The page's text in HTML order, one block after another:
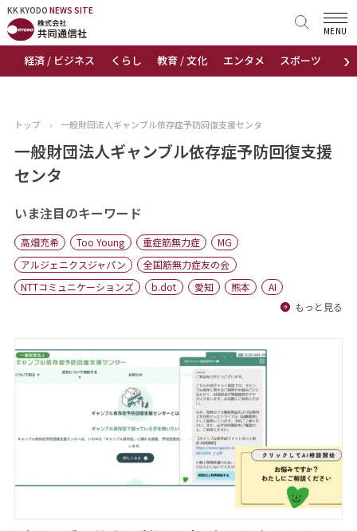
KK KYODO NEWS SITE
›
経済 / ビジネス くらし 教育 / 文化 エンタメ スポーツ 地域
MENU
KK KYODONEWS SITE
トップページ
ニュース
おすすめコンテンツ
会社概要
トップ › 一般財団法人ギャンブル依存症予防回復支援センタ
一般財団法人ギャンブル依存症予防回復支援
センタ
いま注目のキーワード
高畑充希 Too Young 重症筋無力症
MG
アルジェニクスジャパン
全国筋無力症友の会
NTTコミュニケーションズ
b.dot 愛知 熊本
AI
もっと見る